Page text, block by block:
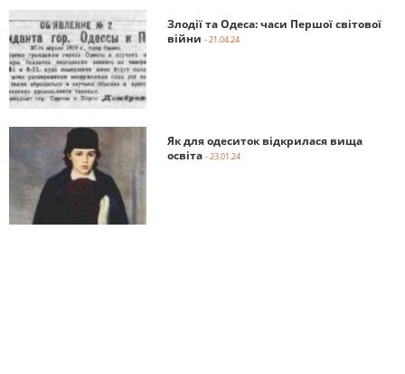
Злодії та Одеса: часи Першої світової
війни - 21.04.24
Як для одеситок відкрилася вища
освіта - 23.01.24